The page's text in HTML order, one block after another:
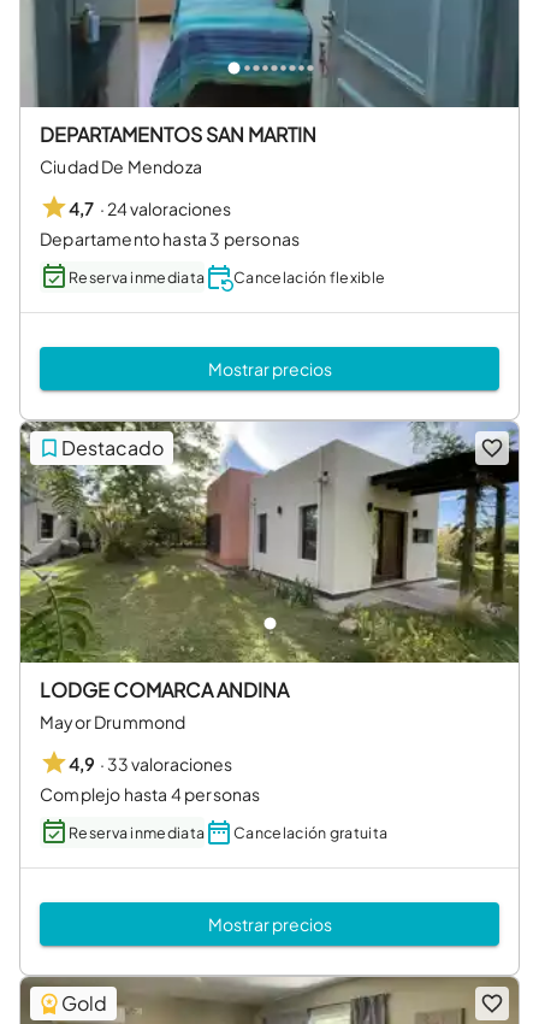
DEPARTAMENTOS SAN MARTIN
Ciudad De Mendoza
4,7 · 24 valoraciones
Departamento hasta 3 personas
Reserva inmediata Cancelación flexible
Mostrar precios
Destacado
LODGE COMARCA ANDINA
Mayor Drummond
4,9 · 33 valoraciones
Complejo hasta 4 personas
Reserva inmediata Cancelación gratuita
Mostrar precios
Gold